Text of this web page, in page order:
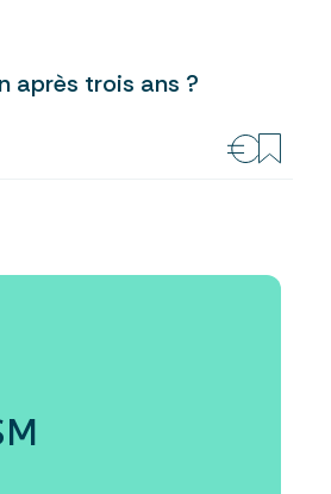
après trois ans ?